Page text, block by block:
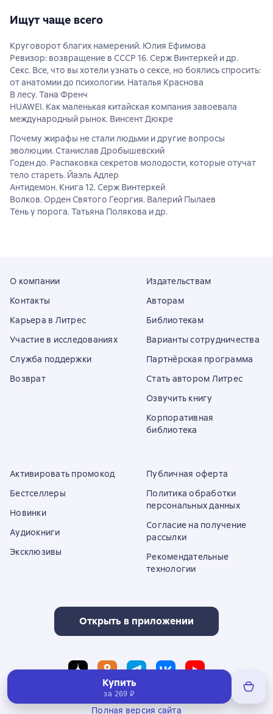
Купить
за 269 ₽
Ищут чаще всего
Круговорот благих намерений. Юлия Ефимова
Ревизор: возвращение в СССР 16. Серж Винтеркей и др.
Секс. Все, что вы хотели узнать о сексе, но боялись спросить:
от анатомии до психологии. Наталья Краснова
В лесу. Тана Френч
HUAWEI. Как маленькая китайская компания завоевала
международный рынок. Винсент Дюкре
Почему жирафы не стали людьми и другие вопросы
эволюции. Станислав Дробышевский
Годен до. Распаковка секретов молодости, которые отучат
тело стареть. Йаэль Адлер
Антидемон. Книга 12. Серж Винтеркей
Волков. Орден Святого Георгия. Валерий Пылаев
Тень у порога. Татьяна Полякова и др.
О компании
Контакты
Карьера в Литрес
Участие в исследованиях
Служба поддержки
Возврат
Издательствам
Авторам
Библиотекам
Варианты сотрудничества
Партнёрская программа
Стать автором Литрес
Озвучить книгу
Корпоративная
библиотека
Активировать промокод
Бестселлеры
Новинки
Аудиокниги
Эксклюзивы
Публичная оферта
Политика обработки
персональных данных
Согласие на получение
рассылки
Рекомендательные
технологии
Открыть в приложении
Полная версия сайта